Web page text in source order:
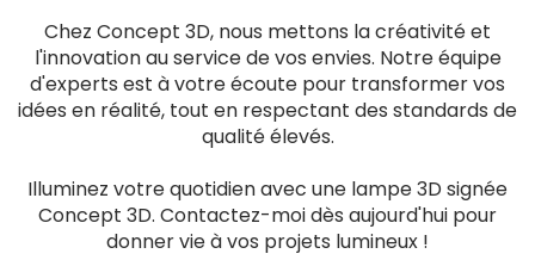
Chez Concept 3D, nous mettons la créativité et
l'innovation au service de vos envies. Notre équipe
d'experts est à votre écoute pour transformer vos
idées en réalité, tout en respectant des standards de
qualité élevés.
Illuminez votre quotidien avec une lampe 3D signée
Concept 3D. Contactez-moi dès aujourd'hui pour
donner vie à vos projets lumineux !